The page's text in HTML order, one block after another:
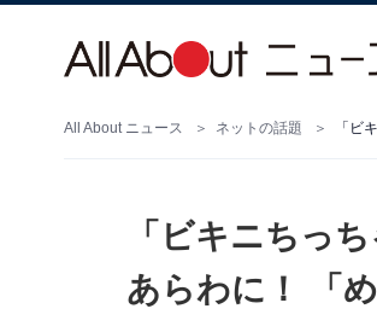
All About ニュース ネットの話題
「ビキニちっ
あらわに！ 「